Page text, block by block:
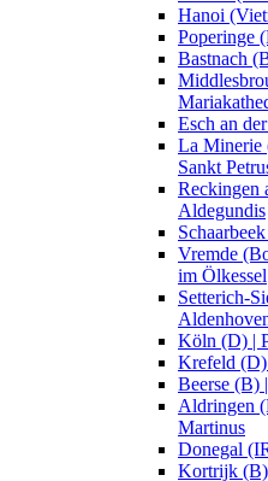
Hanoi
Poperinge
Bastnach
Esch an
La Minerie
Sankt
Reckingen
Aldegundis
Vremde
im Ölkessel
Setterich-
Köln (D) |
Krefeld (D)
Beerse (B)
Aldringen
Martinus
Donegal
Kortrijk (B)